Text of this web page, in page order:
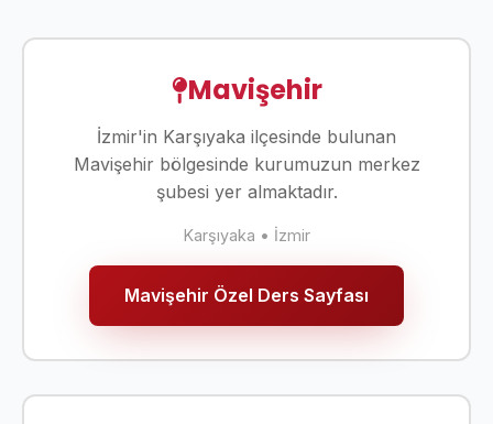
Mavişehir
İzmir'in Karşıyaka ilçesinde bulunan
Mavişehir bölgesinde kurumuzun merkez
şubesi yer almaktadır.
Karşıyaka • İzmir
Mavişehir Özel Ders Sayfası